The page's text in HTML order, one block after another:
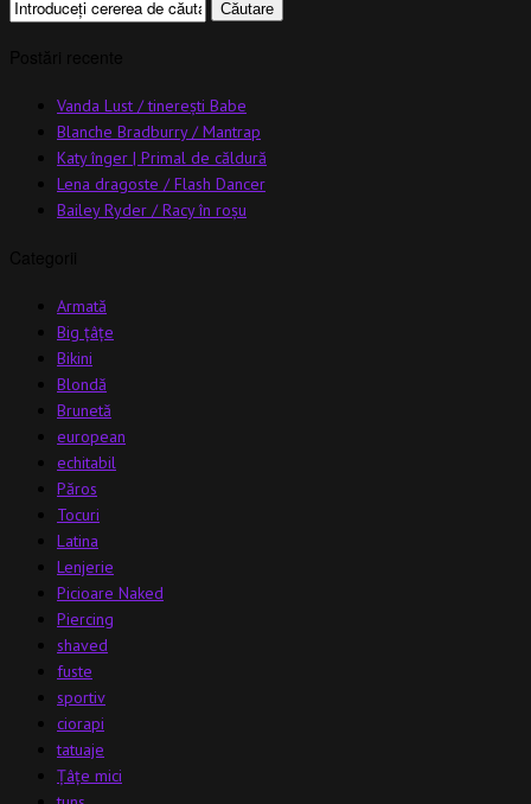
Vanda Lust / tinerești Babe
Blanche Bradburry / Mantrap
Katy înger | Primal de căldură
Lena dragoste / Flash Dancer
Bailey Ryder / Racy în roșu
Armată
Big țâțe
Bikini
Blondă
Brunetă
european
echitabil
Păros
Tocuri
Latina
Lenjerie
Picioare Naked
Piercing
shaved
fuste
sportiv
ciorapi
tatuaje
Țâțe mici